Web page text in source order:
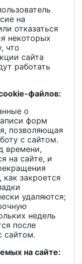
на
отказаться
некоторых
что
сайта
работать
файлов:
о
форм
позволяющая
с сайтом.
времени,
на сайте, и
как закроется
удаляются;
недель
после
сайтом.
на сайте: